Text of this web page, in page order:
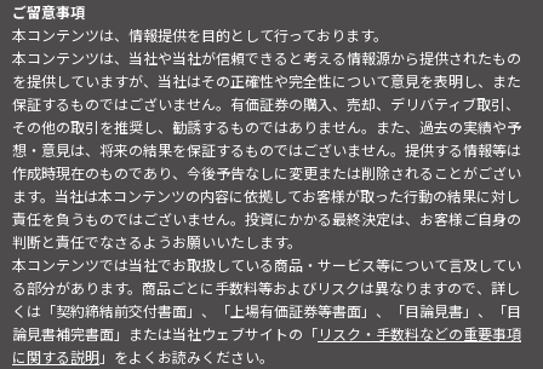
ご留意事項
本コンテンツは、情報提供を目的として行っております。
本コンテンツは、当社や当社が信頼できると考える情報源から提供されたもの
を提供していますが、当社はその正確性や完全性について意見を表明し、また
保証するものではございません。有価証券の購入、売却、デリバティブ取引、
その他の取引を推奨し、勧誘するものではありません。また、過去の実績や予
想・意見は、将来の結果を保証するものではございません。提供する情報等は
作成時現在のものであり、今後予告なしに変更または削除されることがござい
ます。当社は本コンテンツの内容に依拠してお客様が取った行動の結果に対し
責任を負うものではございません。投資にかかる最終決定は、お客様ご自身の
判断と責任でなさるようお願いいたします。
本コンテンツでは当社でお取扱している商品・サービス等について言及してい
る部分があります。商品ごとに手数料等およびリスクは異なりますので、詳し
くは「契約締結前交付書面」、「上場有価証券等書面」、「目論見書」、「目
論見書補完書面」または当社ウェブサイトの「リスク・手数料などの重要事項
に関する説明」をよくお読みください。